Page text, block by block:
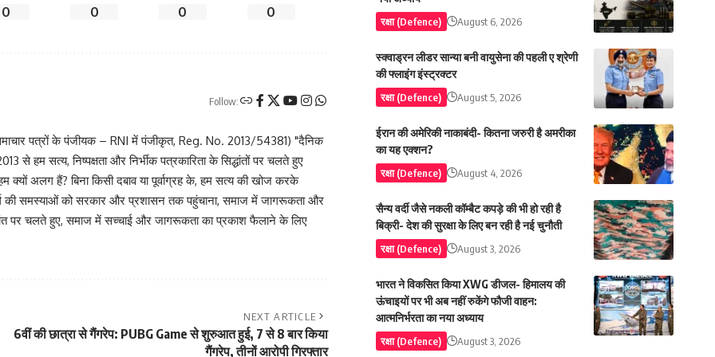
0 0 0 0
Follow:
पत्रों के पंजीयक – RNI में पंजीकृत, Reg. No. 2013/54381) "दैनिक
से हम सत्य, निष्पक्षता और निर्भीक पत्रकारिता के सिद्धांतों पर चलते हुए
अलग हैं? बिना किसी दबाव या पूर्वाग्रह के, हम सत्य की खोज करके
की समस्याओं को सरकार और प्रशासन तक पहुंचाना, समाज में जागरूकता और
पर चलते हुए, समाज में सच्चाई और जागरूकता का प्रकाश फैलाने के लिए
NEXT ARTICLE
6वीं की छात्रा से गैंगरेप: PUBG Game से शुरुआत हुई, 7 से 8 बार किया
गैंगरेप, तीनों आरोपी गिरफ्तार
रक्षा (Defence) August 6, 2026
स्क्वाड्रन लीडर सान्या बनी वायुसेना की पहली ए श्रेणी
की फ्लाइंग इंस्ट्रक्टर
रक्षा (Defence) August 5, 2026
ईरान की अमेरिकी नाकाबंदी- कितना जरुरी है अमरीका
का यह एक्शन?
रक्षा (Defence) August 4, 2026
सैन्य वर्दी जैसे नकली कॉम्बैट कपड़े की भी हो रही है
बिक्री- देश की सुरक्षा के लिए बन रही है नई चुनौती
रक्षा (Defence) August 3, 2026
भारत ने विकसित किया XWG डीजल- हिमालय की
ऊंचाइयों पर भी अब नहीं रुकेंगे फौजी वाहन:
आत्मनिर्भरता का नया अध्याय
रक्षा (Defence) August 3, 2026